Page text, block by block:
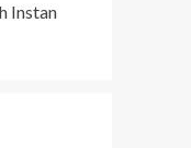
Instan